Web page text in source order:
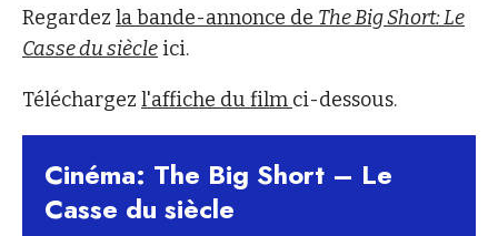
Regardez la bande-annonce de The Big Short: Le
Casse du siècle ici.
Téléchargez l'affiche du film ci-dessous.
Cinéma: The Big Short – Le
Casse du siècle